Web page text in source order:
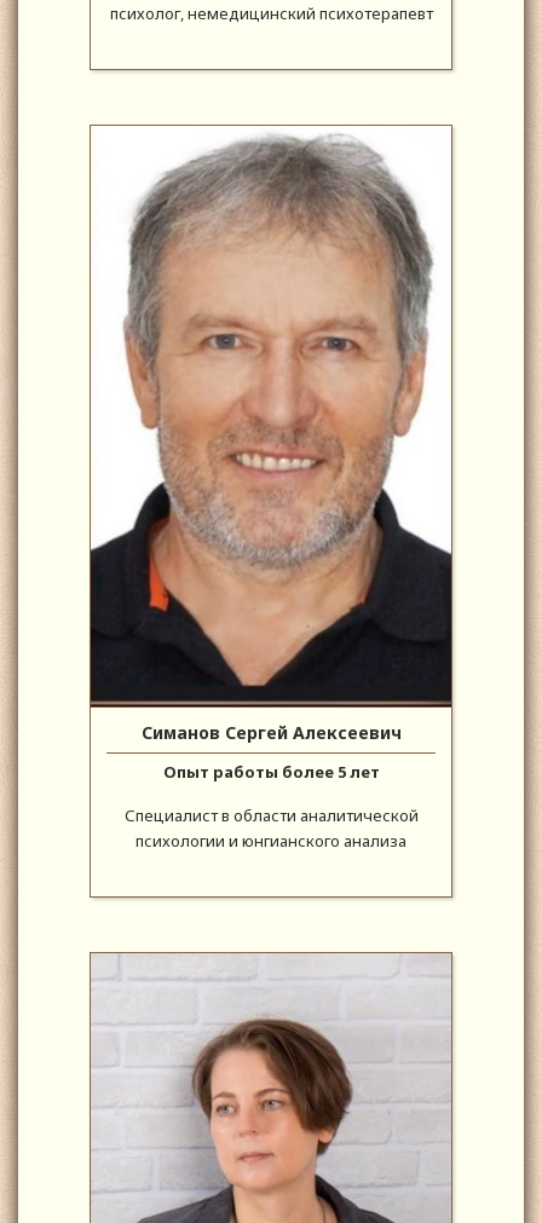
психолог, немедицинский психотерапевт
Симанов Сергей Алексеевич
Опыт работы более 5 лет
Специалист в области аналитической
психологии и юнгианского анализа